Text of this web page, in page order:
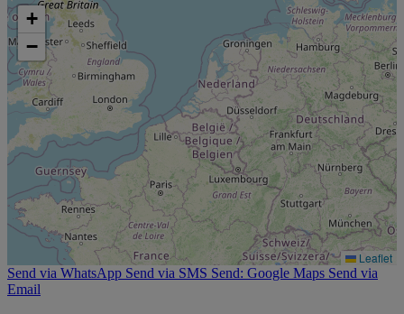
+
−
Leaflet
Send via WhatsApp Send via SMS Send: Google Maps Send via
Email